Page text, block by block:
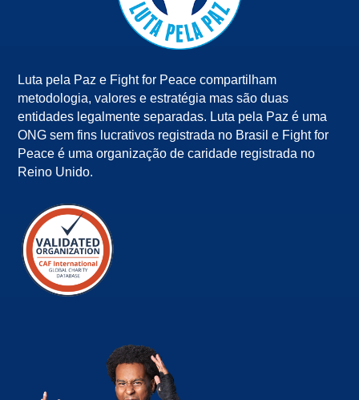
Luta pela Paz e Fight for Peace compartilham
metodologia, valores e estratégia mas são duas
entidades legalmente separadas. Luta pela Paz é uma
ONG sem fins lucrativos registrada no Brasil e Fight for
Peace é uma organização de caridade registrada no
Reino Unido.